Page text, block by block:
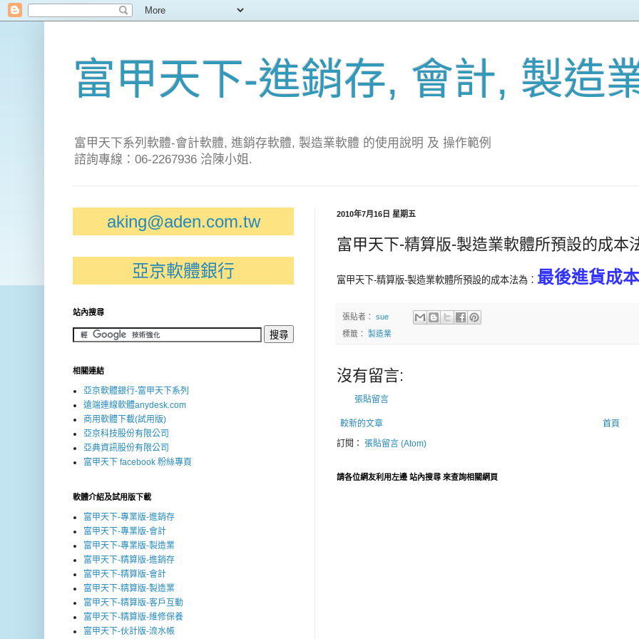
富甲天下-進銷存, 會計, 製造
富甲天下系列軟體-會計軟體, 進銷存軟體, 製造業軟體 的使用說明 及 操作範例
諮詢專線：06-2267936 洽陳小姐.
2010年7月16日 星期五
富甲天下-精算版-製造業軟體所預設的成本
富甲天下-精算版-製造業軟體所預設的成本法為： 最後進貨成本
張貼者： sue
標籤： 製造業
沒有留言:
張貼留言
較新的文章
首頁
訂閱： 張貼留言 (Atom)
請各位網友利用左邊 站內搜尋 來查詢相關網頁
aking@aden.com.tw
亞京軟體銀行
站內搜尋
相關連結
亞京軟體銀行-富甲天下系列
遠端連線軟體anydesk.com
商用軟體下載(試用版)
亞京科技股份有限公司
亞典資訊股份有限公司
富甲天下 facebook 粉絲專頁
軟體介紹及試用版下載
富甲天下-專業版-進銷存
富甲天下-專業版-會計
富甲天下-專業版-製造業
富甲天下-精算版-進銷存
富甲天下-精算版-會計
富甲天下-精算版-製造業
富甲天下-精算版-客戶互動
富甲天下-精算版-維修保養
富甲天下-伙計版-流水帳